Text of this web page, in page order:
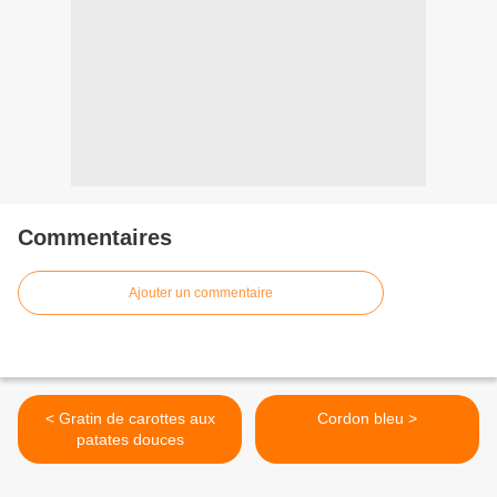
Commentaires
Ajouter un commentaire
< Gratin de carottes aux
patates douces
Cordon bleu >